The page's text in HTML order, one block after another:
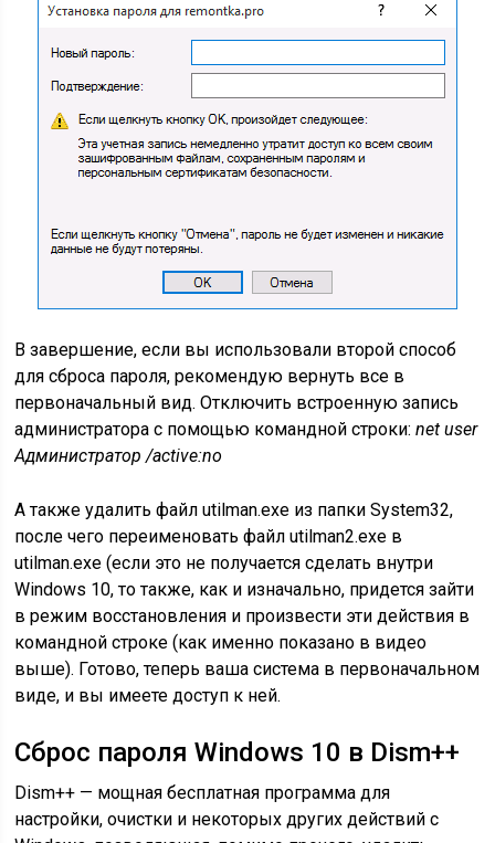
В завершение, если вы использовали второй способ
для сброса пароля, рекомендую вернуть все в
первоначальный вид. Отключить встроенную запись
администратора с помощью командной строки:net user
Администратор /active:no
А также удалить файл utilman.exe из папки System32,
после чего переименовать файл utilman2.exe в
utilman.exe (если это не получается сделать внутри
Windows 10, то также, как и изначально, придется зайти
в режим восстановления и произвести эти действия в
командной строке (как именно показано в видео
выше). Готово, теперь ваша система в первоначальном
виде, и вы имеете доступ к ней.
Сброс пароля Windows 10 в Dism++
Dism++ — мощная бесплатная программа для
настройки, очистки и некоторых других действий с